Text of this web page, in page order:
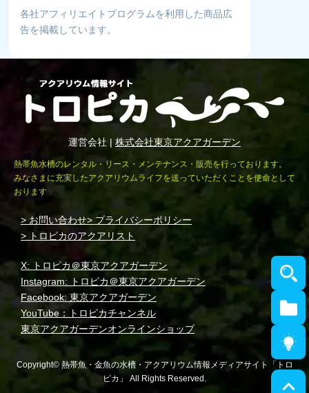
各社アフィリエイトプログラムを利用した商品広
告を掲載しています。
運営会社 | 株式会社東京アクアガーデン
熱帯魚水槽のレンタル・リース・メンテナンス・販売を行っております。
みなさまに充実したアクアリウムライフを送っていただくことを使命として
おります
> お問い合わせ> プライバシーポリシー
> トロピカのアクアリスト
X: トロピカ＠東京アクアガーデン
Instagram: トロピカ＠東京アクアガーデン
Facebook: 東京アクアガーデン
YouTube：トロピカチャンネル
東京アクアガーデンオンラインショップ
Copyright© 熱帯魚・金魚の水槽・アクアリウム情報メディアサイト「トロ
ピカ」 All Rights Reserved.